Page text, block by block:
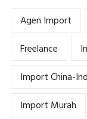
Agen Import
Freelance
Import China-
Import Murah